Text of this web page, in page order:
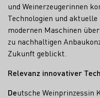
und Weinerzeugerinnen
Technologien und
modernen Maschinen
zu nachhaltigen
Zukunft geblickt.
Relevanz innovativer
Deutsche Weinprinzessin